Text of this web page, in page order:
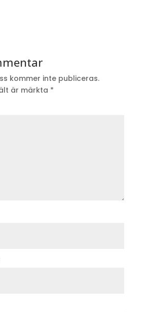
kommer inte publiceras.
är märkta *